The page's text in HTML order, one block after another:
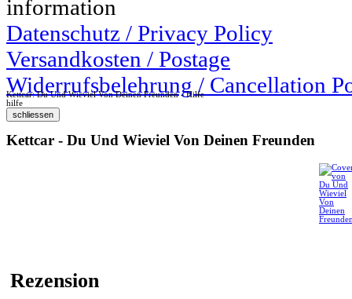
information
Datenschutz / Privacy Policy
Versandkosten / Postage
Widerrufsbelehrung / Cancellation
Kettcar: Du Und Wieviel Von Deinen Freunden - Hilfe
hilfe
Kettcar - Du Und Wieviel Von Deinen Freunden
Rezension